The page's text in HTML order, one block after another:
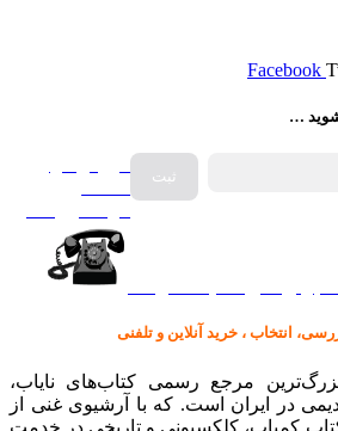
Facebook
شوید …
فروش انواع
انتخاب ، خرید آنلاین و تلفنی
مرجع رسمی کتاب‌های نایاب،
در ایران است. که با آرشیوی غنی از
کمیاب، کلکسیونی و تاریخی در خدمت